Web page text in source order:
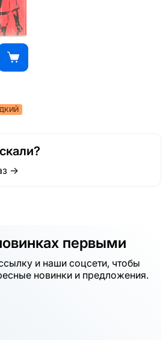
→
первыми
и наши соцсети, чтобы
новинки и предложения.